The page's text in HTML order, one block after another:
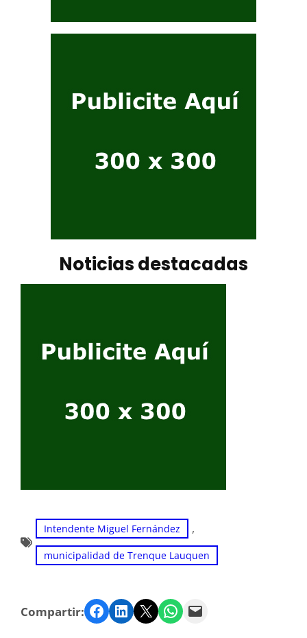
Noticias destacadas
Intendente Miguel Fernández ,
municipalidad de Trenque Lauquen
Compartir: Facebook LinkedIn Twitter WhatsApp Email